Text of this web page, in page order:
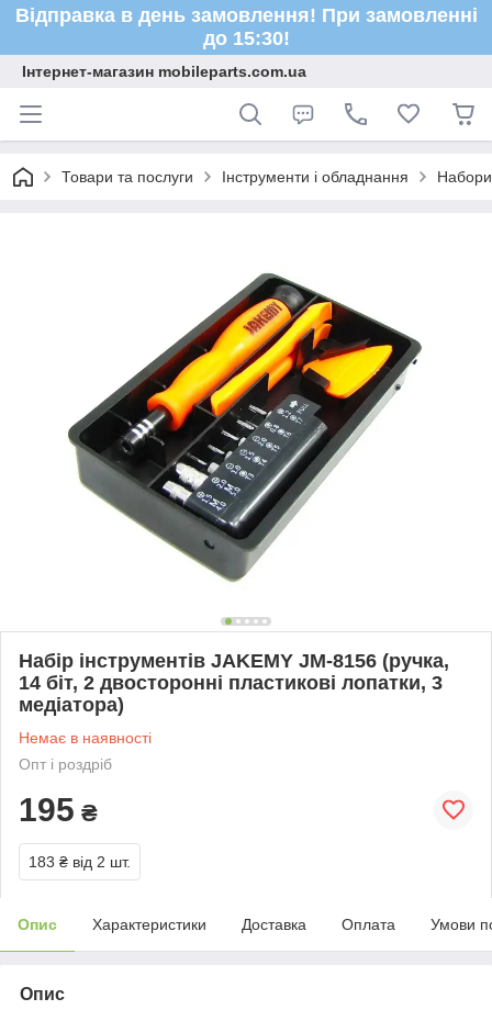
Відправка в день замовлення! При замовленні
до 15:30!
Інтернет-магазин mobileparts.com.ua
Товари та послуги Інструменти і обладнання Набори
Набір інструментів JAKEMY JM-8156 (ручка,
14 біт, 2 двосторонні пластикові лопатки, 3
медіатора)
Немає в наявності
Опт і роздріб
195 ₴
183 ₴ від 2 шт.
Опис Характеристики Доставка Оплата Умови
Опис